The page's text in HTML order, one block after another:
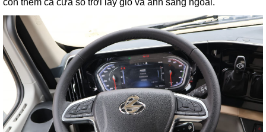
còn thêm cả cửa sổ trời lấy gió và ánh sáng ngoài.